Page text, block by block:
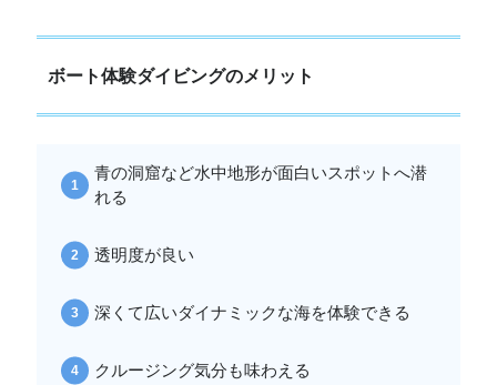
ボート体験ダイビングのメリット
青の洞窟など水中地形が面白いスポットへ潜
れる
透明度が良い
深くて広いダイナミックな海を体験できる
クルージング気分も味わえる